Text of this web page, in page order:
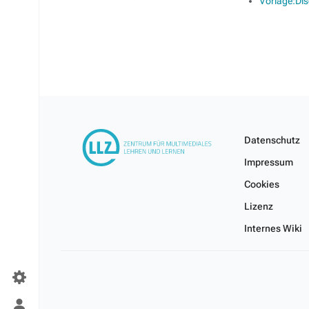
Datenschutz
Impressum
Cookies
Lizenz
Internes Wiki